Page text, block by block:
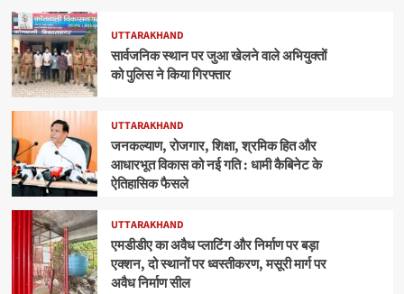
UTTARAKHAND
सार्वजनिक स्थान पर जुआ खेलने वाले अभियुक्तों
को पुलिस ने किया गिरफ्तार
UTTARAKHAND
जनकल्याण, रोजगार, शिक्षा, श्रमिक हित और
आधारभूत विकास को नई गति : धामी कैबिनेट के
ऐतिहासिक फैसले
UTTARAKHAND
एमडीडीए का अवैध प्लाटिंग और निर्माण पर बड़ा
एक्शन, दो स्थानों पर ध्वस्तीकरण, मसूरी मार्ग पर
अवैध निर्माण सील